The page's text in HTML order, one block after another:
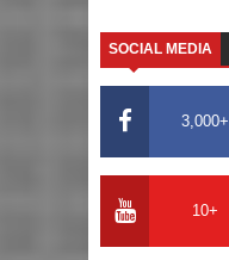
SOCIAL MEDIA
3,000+
10+